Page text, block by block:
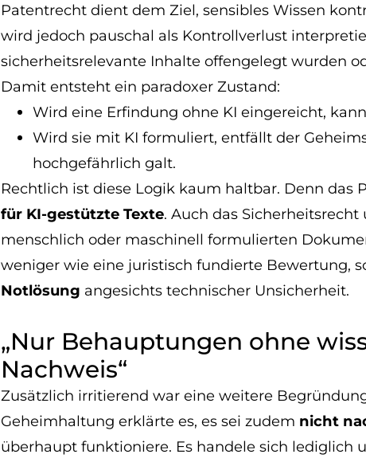
Patentrecht dient dem Ziel, sensibles Wissen
wird jedoch pauschal als Kontrollverlust
sicherheitsrelevante Inhalte offengelegt wurden
Damit entsteht ein paradoxer Zustand:
Wird eine Erfindung ohne KI eingereicht,
Wird sie mit KI formuliert, entfällt der
hochgefährlich galt.
Rechtlich ist diese Logik kaum haltbar. Denn das
für KI-gestützte Texte. Auch das
menschlich oder maschinell formulierten
weniger wie eine juristisch fundierte Bewertung,
Notlösung angesichts technischer Unsicherheit.
„Nur Behauptungen ohne
Nachweis“
Zusätzlich irritierend war eine weitere
Geheimhaltung erklärte es, es sei zudem nicht
überhaupt funktioniere. Es handele sich lediglich